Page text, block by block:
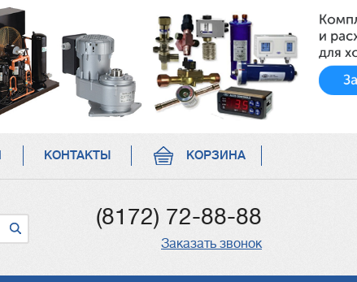
КОРЗИНА
КОНТАКТЫ
(8172) 72-88-88
Заказать звонок